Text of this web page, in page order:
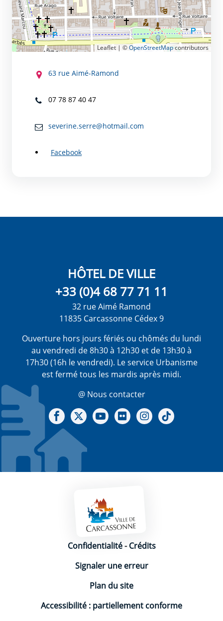
Leaflet | ©OpenStreetMapcontributors
63 rue Aimé-Ramond
07 78 87 40 47
severine.serre@hotmail.com
Facebook
HÔTEL DE VILLE
+33 (0)4 68 77 71 11
32 rue Aimé Ramond
11835 Carcassonne Cédex 9
Ouverture hors jours fériés ou chômés du lundi
au vendredi de 8h30 à 12h30 et de 13h30 à
17h30 (16h le vendredi). Le service Urbanisme
est fermé tous les mardis après midi.
@ Nous contacter
Notre Facebook
Notre X - (twitter)
Notre chaine Youtube
Notre Gallerie sur Flickr
Notre Instagram
Mentions légales
Confidentialité-Crédits
Signaler une erreur
Plan du site
Accessibilité : partiellement conforme